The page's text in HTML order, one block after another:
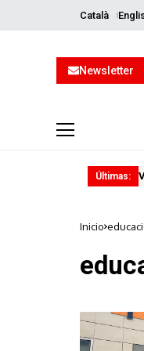
Català
Newsletter
Últimas:
Inicio